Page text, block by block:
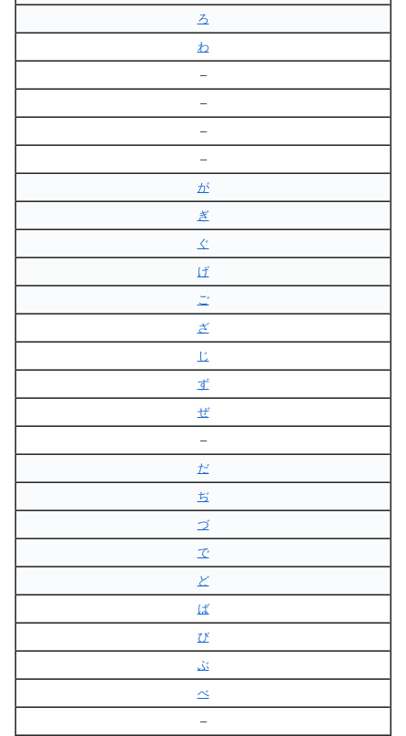
ろ
わ
–
–
–
–
が
ぎ
ぐ
げ
ご
ざ
じ
ず
ぜ
–
だ
ぢ
づ
で
ど
ば
び
ぶ
べ
–